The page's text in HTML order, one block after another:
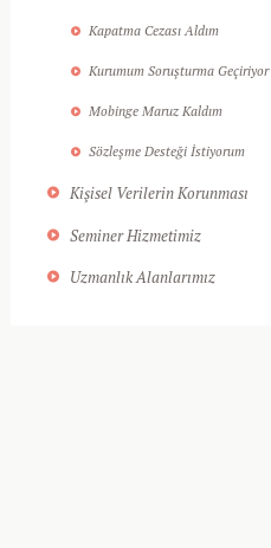
Kapatma Cezası Aldım
Kurumum Soruşturma Geçiriyor
Mobinge Maruz Kaldım
Sözleşme Desteği İstiyorum
Kişisel Verilerin Korunması
Seminer Hizmetimiz
Uzmanlık Alanlarımız